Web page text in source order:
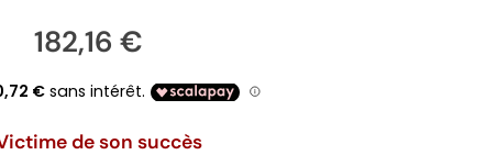
182,16 €
de son succès